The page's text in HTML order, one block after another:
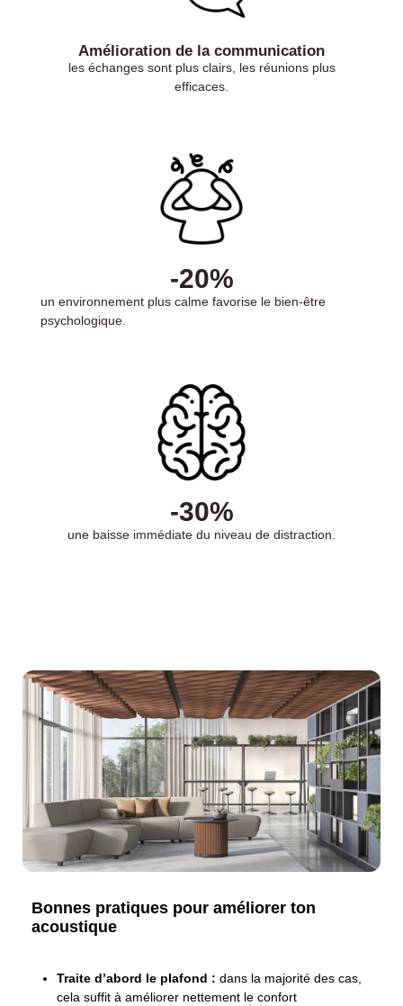
-30%
une baisse immédiate du niveau de distraction.
-20%
un environnement plus calme favorise le bien-être
psychologique.
Amélioration de la communication
les échanges sont plus clairs, les réunions plus
efficaces.
Bonnes pratiques pour améliorer ton
acoustique
Traite d’abord le plafond : dans la majorité des cas,
cela suffit à améliorer nettement le confort